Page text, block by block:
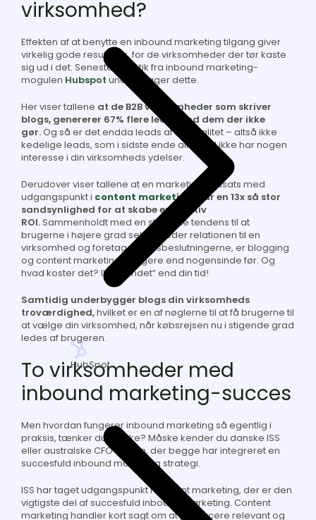
HubSpot
virksomhed?
Effekten af at benytte en inbound marketing tilgang giver
virkelig gode resultater, for de virksomheder der tør kaste
sig ud i det. Seneste statistik fra inbound marketing-
mogulen Hubspot underbygger dette.
Her viser tallene at de B2B virksomheder som skriver
blogs, genererer 67% flere leads end dem der ikke
gør.Og så er det endda leads af høj kvalitet – altså ikke
kedelige leads, som i sidste ende alligevel ikke har nogen
interesse i din virksomheds ydelser.
Derudover viser tallene at en marketingsindsats med
udgangspunkt i content marketing
har en 13x så stor
sandsynlighed for at skabe en positiv
ROI.Sammenholdt med en stigende tendens til at
brugerne i højere grad selv indleder relationen til en
virksomhed og foretager købsbeslutningerne, er blogging
og content marketing vigtigere end nogensinde før. Og
hvad koster det? Ikke “andet” end din tid!
Samtidig underbygger blogs din virksomheds
troværdighed,hvilket er en af nøglerne til at få brugerne til
at vælge din virksomhed, når købsrejsen nu i stigende grad
ledes af brugeren.
To virksomheder med
inbound marketing-succes
Men hvordan fungerer inbound marketing så egentlig i
praksis, tænker du måske? Måske kender du danske ISS
eller australske CFO CallOn, der begge har integreret en
succesfuld inbound marketing strategi.
ISS har taget udgangspunkt i content marketing, der er den
vigtigste del af succesfuld inbound marketing. Content
marketing handler kort sagt om at producere relevant og